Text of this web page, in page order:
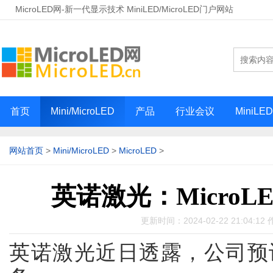
MicroLED网-新一代显示技术 MiniLED/MicroLED门户网站
首页 Mini/MicroLED 产品 行业会议
网站首页 > Mini/MicroLED > MicroLED >
英诺激光：
更新时间：2024-02-22 21:04:12
英诺激光近日透露，公司